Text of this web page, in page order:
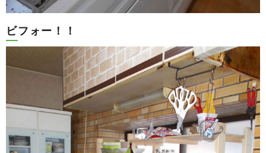
ビフォー！！